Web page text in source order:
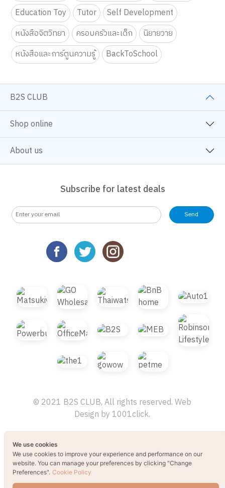
Education Toy
Tutor
Self Development
หนังสือจิตวิทยา
ครอบครัวและเด็ก
นิยายวาย
หนังสือและการ์ตูนความรู้
BackToSchool
B2S CLUB
Shop online
About us
Subscribe for latest deals
Send
© 2021 B2S CLUB, All rights reserved. Web
Design by 1001click.
We use cookies
We use cookies to improve your experience and performance on our
website. You can manage your preferences by clicking "Change
Preferences". Cookie Policy